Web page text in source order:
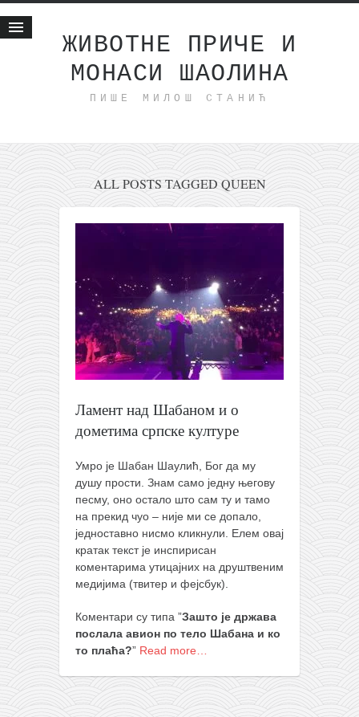
ЖИВОТНЕ ПРИЧЕ И
МОНАСИ ШАОЛИНА
ПИШЕ МИЛОШ СТАНИЋ
Животне приче
интернет пословање
исхраном до здравља
мој хаику
моменти и места
бонус садржај
светлопис
законоправило
духовни отац
православље
забрањена историја
ћирилица
породичне приче
прота Воја
уместо твитера
календар српски
азбуки и књиге
Окинава карате
моје белешке
историја каратеа
бубиши
карате
ALL POSTS TAGGED QUEEN
Ламент над Шабаном и о
дометима српске културе
Умро је Шабан Шаулић, Бог да му
душу прости. Знам само једну његову
песму, оно остало што сам ту и тамо
на прекид чуо – није ми се допало,
једноставно нисмо кликнули. Елем овај
кратак текст је инспирисан
коментарима утицајних на друштвеним
медијима (твитер и фејсбук).
Коментари су типа ”Зашто је држава
послала авион по тело Шабана и ко
то плаћа?” Read more…